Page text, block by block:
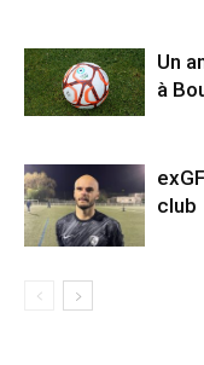
Un
à
club